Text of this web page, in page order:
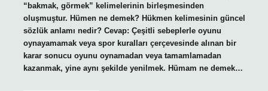
“bakmak, görmek” kelimelerinin birleşmesinden
oluşmuştur. Hümen ne demek? Hükmen kelimesinin güncel
sözlük anlamı nedir? Cevap: Çeşitli sebeplerle oyunu
oynayamamak veya spor kuralları çerçevesinde alınan bir
karar sonucu oyunu oynamadan veya tamamlamadan
kazanmak, yine aynı şekilde yenilmek. Hümam ne demek…